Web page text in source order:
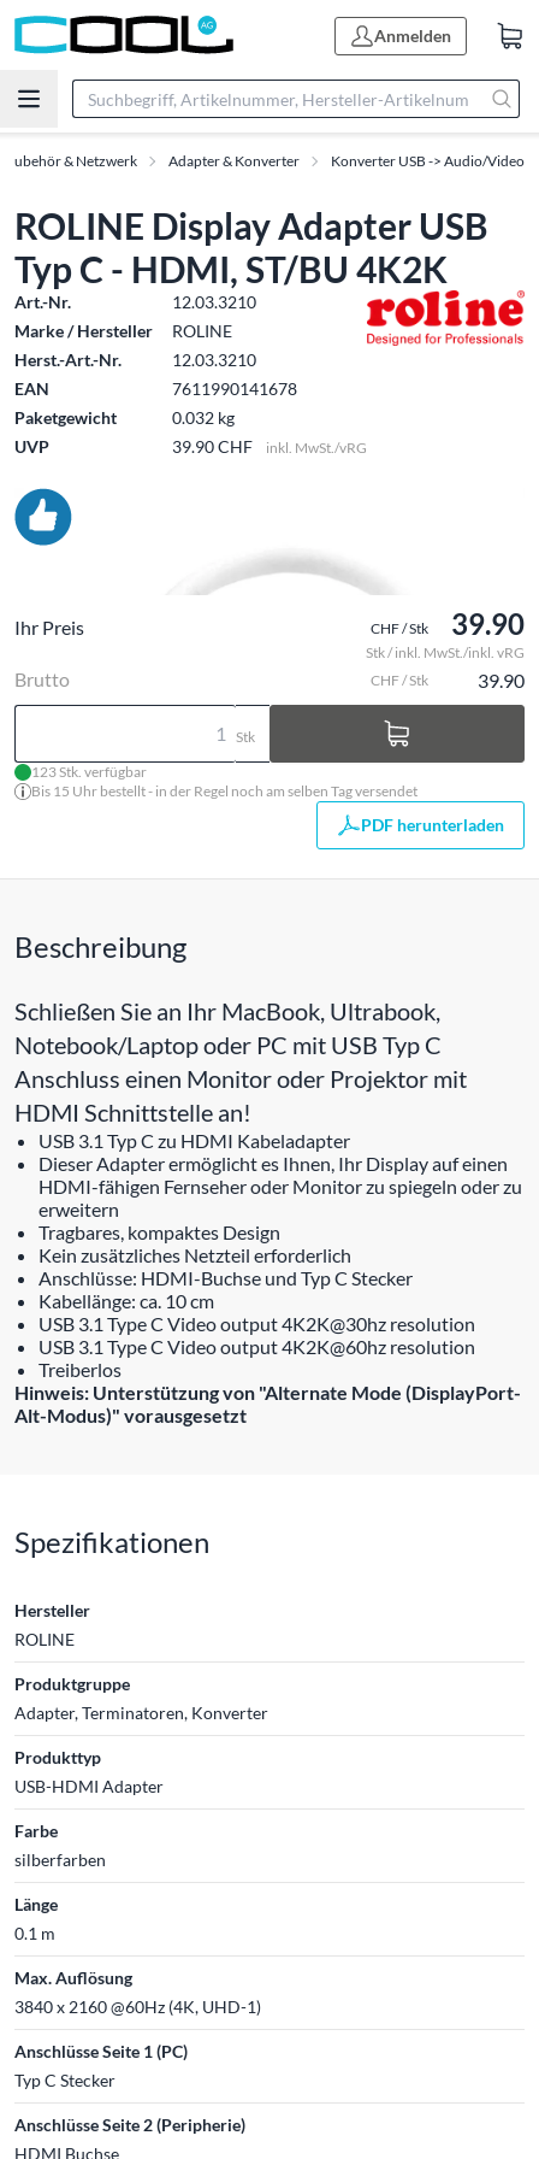
Anmelden
Zubehör & Netzwerk Adapter & Konverter Konverter USB -> Audio/Video
ROLINE Display Adapter USB
Typ C - HDMI, ST/BU 4K2K
Art.-Nr.
12.03.3210
Marke / Hersteller
ROLINE
Herst.-Art.-Nr.
12.03.3210
EAN
7611990141678
Paketgewicht
0.032 kg
UVP
39.90 CHF inkl. MwSt./vRG
Ihr Preis CHF / Stk 39.90
Stk / inkl. MwSt./inkl. vRG
Brutto CHF / Stk 39.90
Stk
123 Stk. verfügbar
Bis 15 Uhr bestellt - in der Regel noch am selben Tag versendet
PDF herunterladen
Beschreibung
Schließen Sie an Ihr MacBook, Ultrabook,
Notebook/Laptop oder PC mit USB Typ C
Anschluss einen Monitor oder Projektor mit
HDMI Schnittstelle an!
USB 3.1 Typ C zu HDMI Kabeladapter
Dieser Adapter ermöglicht es Ihnen, Ihr Display auf einen
HDMI-fähigen Fernseher oder Monitor zu spiegeln oder zu
erweitern
Tragbares, kompaktes Design
Kein zusätzliches Netzteil erforderlich
Anschlüsse: HDMI-Buchse und Typ C Stecker
Kabellänge: ca. 10 cm
USB 3.1 Type C Video output 4K2K@30hz resolution
USB 3.1 Type C Video output 4K2K@60hz resolution
Treiberlos
Hinweis: Unterstützung von "Alternate Mode (DisplayPort-
Alt-Modus)" vorausgesetzt
Spezifikationen
Hersteller
ROLINE
Produktgruppe
Adapter, Terminatoren, Konverter
Produkttyp
USB-HDMI Adapter
Farbe
silberfarben
Länge
0.1 m
Max. Auflösung
3840 x 2160 @60Hz (4K, UHD-1)
Anschlüsse Seite 1 (PC)
Typ C Stecker
Anschlüsse Seite 2 (Peripherie)
HDMI Buchse